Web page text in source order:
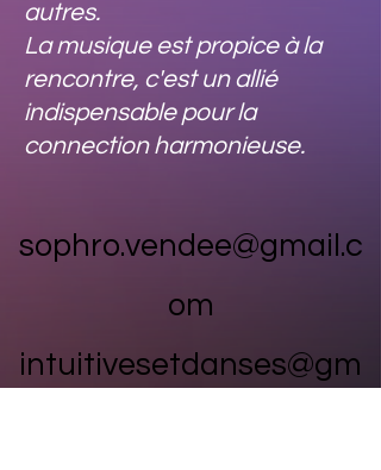
autres.
La musique est propice à la
rencontre, c'est un allié
indispensable pour la
connection harmonieuse.
sophro.vendee@gmail.c
om
intuitivesetdanses@gm